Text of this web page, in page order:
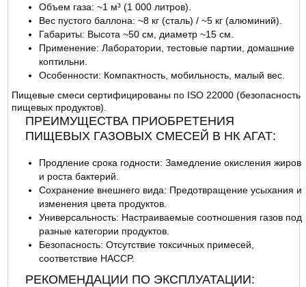
Объем газа: ~1 м³ (1 000 литров).
Вес пустого баллона: ~8 кг (сталь) / ~5 кг (алюминий).
Габариты: Высота ~50 см, диаметр ~15 см.
Применение: Лаборатории, тестовые партии, домашние
коптильни.
Особенности: Компактность, мобильность, малый вес.
Пищевые смеси сертифицированы по ISO 22000 (безопасность
пищевых продуктов).
ПРЕИМУЩЕСТВА ПРИОБРЕТЕНИЯ
ПИЩЕВЫХ ГАЗОВЫХ СМЕСЕЙ В НК АГАТ:
Продление срока годности: Замедление окисления жиров
и роста бактерий.
Сохранение внешнего вида: Предотвращение усыхания и
изменения цвета продуктов.
Универсальность: Настраиваемые соотношения газов под
разные категории продуктов.
Безопасность: Отсутствие токсичных примесей,
соответствие HACCP.
РЕКОМЕНДАЦИИ ПО ЭКСПЛУАТАЦИИ: